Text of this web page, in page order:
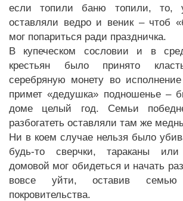
если топили баню топили, то,
оставляли ведро и веник – чтоб
мог попариться ради праздничка.
В купеческом сословии и в
крестьян было принято
серебряную монету во
примет «дедушка» подношенье –
доме целый год. Семьи
разбогатеть оставляли там же
Ни в коем случае нельзя было
будь-то сверчки, тараканы
домовой мог обидеться и начать
вовсе уйти, оставив
покровительства.